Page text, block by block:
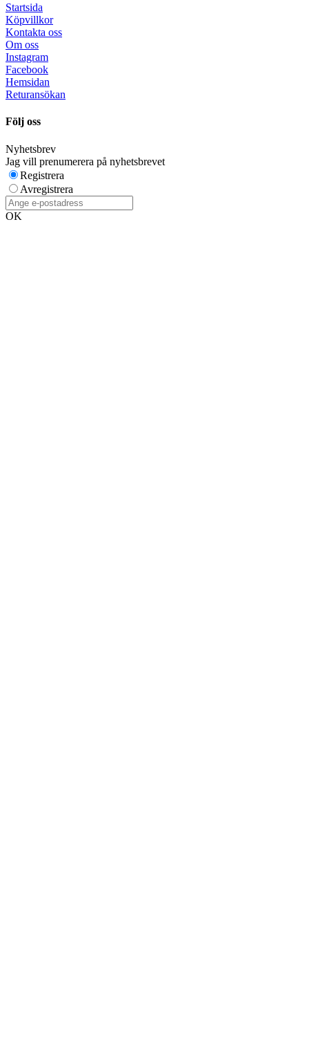
Startsida
Köpvillkor
Kontakta oss
Om oss
Instagram
Facebook
Hemsidan
Returansökan
Följ oss
Nyhetsbrev
Jag vill prenumerera på nyhetsbrevet
Registrera
Avregistrera
OK